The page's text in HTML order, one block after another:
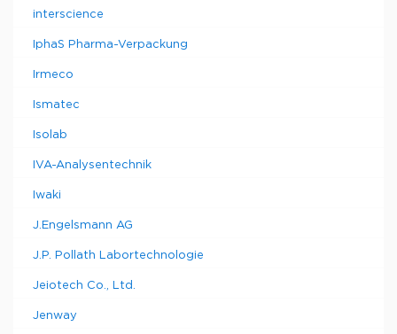
interscience
IphaS Pharma-Verpackung
Irmeco
Ismatec
Isolab
IVA-Analysentechnik
Iwaki
J.Engelsmann AG
J.P. Pollath Labortechnologie
Jeiotech Co., Ltd.
Jenway